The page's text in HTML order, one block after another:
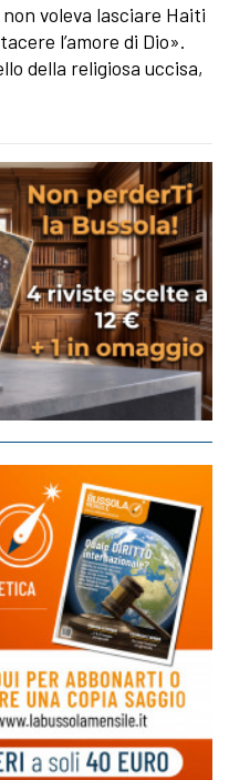
voleva lasciare Haiti
l’amore di Dio».
della religiosa uccisa,